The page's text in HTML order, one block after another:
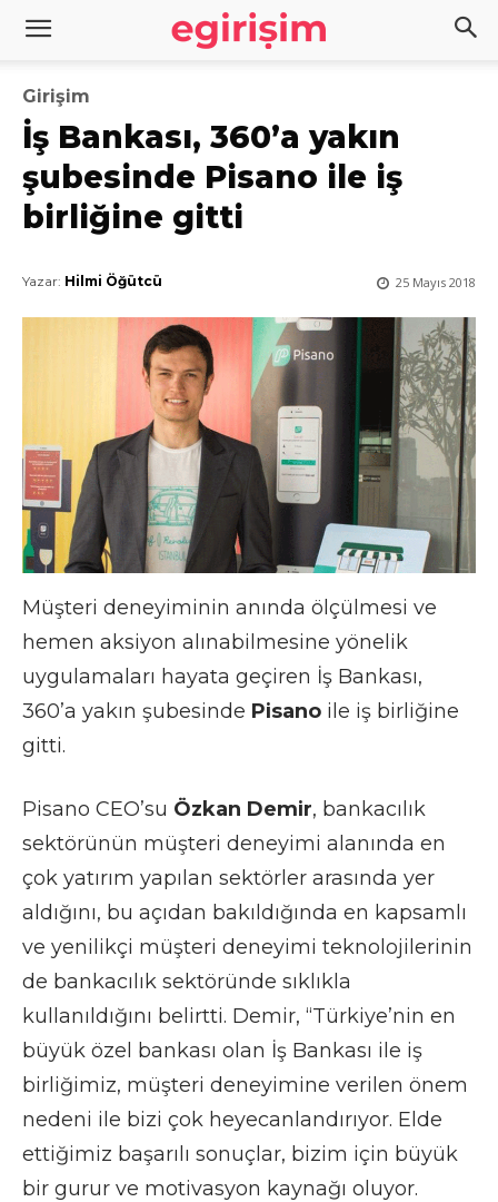
Girişim
İş Bankası, 360’a yakın
şubesinde Pisano ile iş
birliğine gitti
25 Mayıs 2018
Yazar: Hilmi Öğütcü
Müşteri deneyiminin anında ölçülmesi ve
hemen aksiyon alınabilmesine yönelik
uygulamaları hayata geçiren İş Bankası,
360’a yakın şubesinde Pisano ile iş birliğine
gitti.
Pisano CEO’su Özkan Demir, bankacılık
sektörünün müşteri deneyimi alanında en
çok yatırım yapılan sektörler arasında yer
aldığını, bu açıdan bakıldığında en kapsamlı
ve yenilikçi müşteri deneyimi teknolojilerinin
de bankacılık sektöründe sıklıkla
kullanıldığını belirtti. Demir, “Türkiye’nin en
büyük özel bankası olan İş Bankası ile iş
birliğimiz, müşteri deneyimine verilen önem
nedeni ile bizi çok heyecanlandırıyor. Elde
ettiğimiz başarılı sonuçlar, bizim için büyük
bir gurur ve motivasyon kaynağı oluyor.